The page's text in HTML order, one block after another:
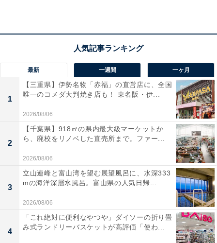
呂が４種類のほか、混浴も２種類あって、これほど広い
温泉で湯巡りを満喫したい人や、美味しい郷土料理を味
わいながら自然に癒やされたい人におすすめの宿です。
【土湯温泉の人気ホテル】「土湯温泉 ホテル
山水荘」は多彩な湯めぐりが魅力
※掲載されている情報は記事公開時のものです。あらか
じめご了承ください。また、記事中の宿泊プランを予約
すると、売上の一部がオールアバウトに還元されること
があります。
この記事の執筆者： All About ニュース 旅行
最新 一週間 一ヶ月
1
【三重県】伊勢名物「赤福」の直営店に、全国
唯一のコメダ大判焼き店も！ 東名阪・伊...
2026/08/06
2
【千葉県】918㎡の県内最大級マーケットか
ら、廃校をリノベした直売所まで。ファー...
2026/08/06
3
立山連峰と富山湾を望む展望風呂に、水深333
mの海洋深層水風呂。富山県の人気日帰...
2026/08/06
4
「これ絶対に便利なやつや」ダイソーの折り畳
み式ランドリーバスケットが高評価「使わ...